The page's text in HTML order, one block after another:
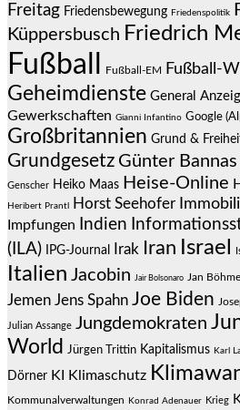
Freitag Friedensbewegung Friedenspolitik
Küppersbusch Friedrich
Fußball Fußball-EM Fußball-
Geheimdienste General
Gewerkschaften Gianni Infantino Google
Großbritannien Grund &
Grundgesetz Günter Bannas
Genscher Heiko Maas Heise-Online
Heribert Prantl Horst Seehofer
Impfungen Indien
(ILA)
IPG-Journal Irak Iran Israel
Italien Jacobin Jair Bolsonaro Jan
Jemen Jens Spahn Joe Biden
Julian Assange Jungdemokraten
World Jürgen Trittin Kapitalismus Karl
Dörner KI Klimaschutz
Kommunalverwaltungen Konrad Adenauer Krieg